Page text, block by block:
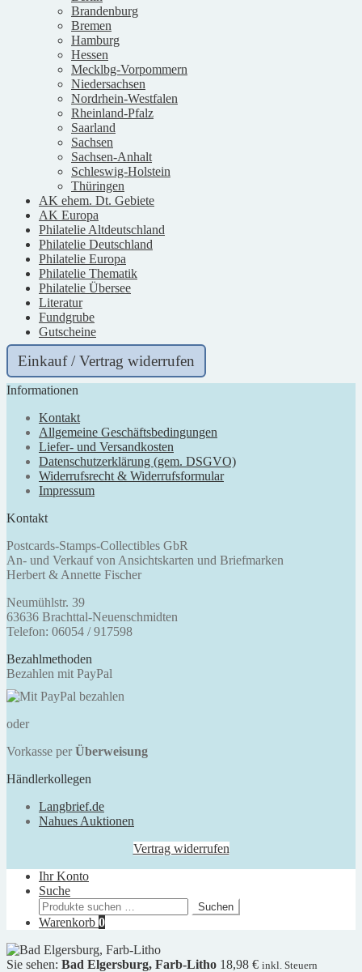
Brandenburg
Bremen
Hamburg
Hessen
Mecklbg-Vorpommern
Niedersachsen
Nordrhein-Westfalen
Rheinland-Pfalz
Saarland
Sachsen
Sachsen-Anhalt
Schleswig-Holstein
Thüringen
AK ehem. Dt. Gebiete
AK Europa
Philatelie Altdeutschland
Philatelie Deutschland
Philatelie Europa
Philatelie Thematik
Philatelie Übersee
Literatur
Fundgrube
Gutscheine
Einkauf / Vertrag widerrufen
Informationen
Kontakt
Allgemeine Geschäftsbedingungen
Liefer- und Versandkosten
Datenschutzerklärung (gem. DSGVO)
Widerrufsrecht & Widerrufsformular
Impressum
Kontakt
Postcards-Stamps-Collectibles GbR
An- und Verkauf von Ansichtskarten und Briefmarken
Herbert & Annette Fischer
Neumühlstr. 39
63636 Brachttal-Neuenschmidten
Telefon: 06054 / 917598
Bezahlmethoden
Bezahlen mit PayPal
oder
Vorkasse per Überweisung
Händlerkollegen
Langbrief.de
Nahues Auktionen
Vertrag widerrufen
Ihr Konto
Suche
Suchen
nach:
Suchen
Warenkorb 0
Sie sehen: Bad Elgersburg, Farb-Litho 18,98 € inkl. Steuern